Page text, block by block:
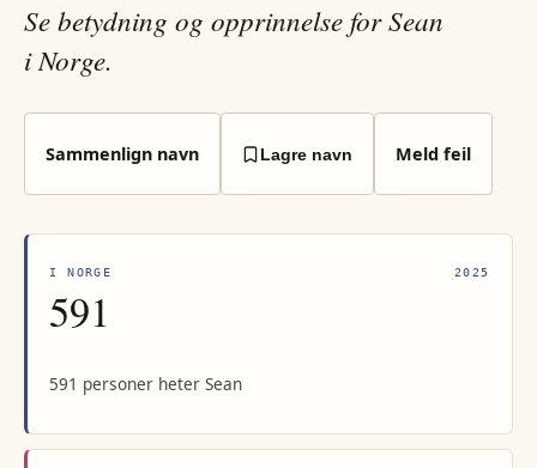
Se betydning og opprinnelse for Sean
i Norge.
Sammenlign navn Lagre navn Meld feil
I NORGE 2025
591
591 personer heter Sean